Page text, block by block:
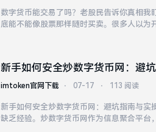
数字货币能交易了吗？老股民告诉你真相我
底能不能像股票那样随时买卖。很多人以
新手如何安全炒数字货币网：避
imtoken官网下载 ⋅ 07-17 ⋅ 113 阅读
新手如何安全炒数字货币网：避坑指南与
缺乏经验。炒数字货币网作为信息聚合平台